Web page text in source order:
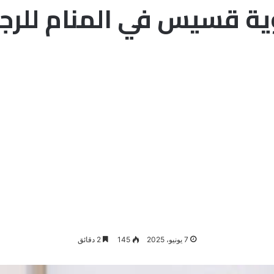
قسيس في المنام
7 يونيو، 2025 145